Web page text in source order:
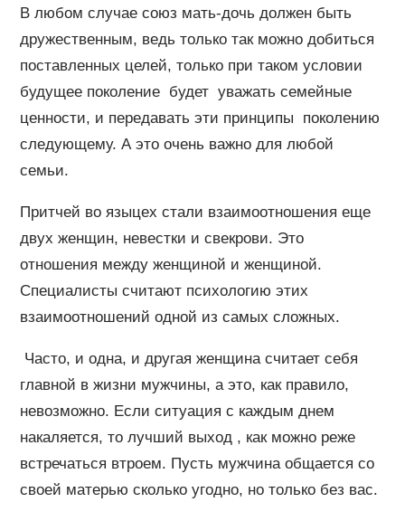
В любом случае союз мать-дочь должен быть
дружественным, ведь только так можно добиться
поставленных целей, только при таком условии
будущее поколение будет уважать семейные
ценности, и передавать эти принципы поколению
следующему. А это очень важно для любой
семьи.
Притчей во языцех стали взаимоотношения еще
двух женщин, невестки и свекрови. Это
отношения между женщиной и женщиной.
Специалисты считают психологию этих
взаимоотношений одной из самых сложных.
Часто, и одна, и другая женщина считает себя
главной в жизни мужчины, а это, как правило,
невозможно. Если ситуация с каждым днем
накаляется, то лучший выход , как можно реже
встречаться втроем. Пусть мужчина общается со
своей матерью сколько угодно, но только без вас.